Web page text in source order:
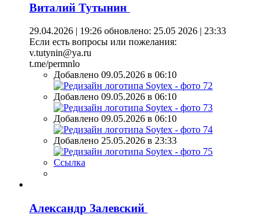
Виталий Тутынин
29.04.2026 | 19:26 обновлено: 25.05 2026 | 23:33
Если есть вопросы или пожелания:
v.tutynin@ya.ru
t.me/permnlo
Добавлено 09.05.2026 в 06:10
Добавлено 09.05.2026 в 06:10
Добавлено 09.05.2026 в 06:10
Добавлено 25.05.2026 в 23:33
Ссылка
Александр Залевский